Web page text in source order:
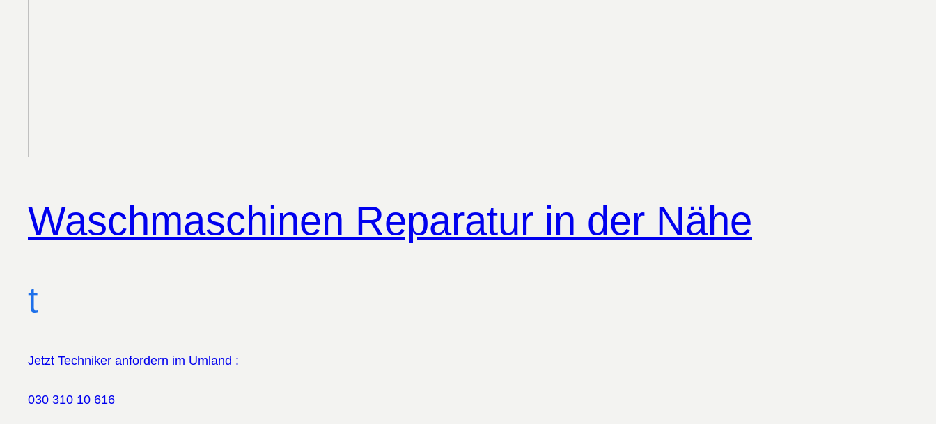
Waschmaschinen Reparatur in der Nähe
t
Jetzt Techniker anfordern im Umland :
030 310 10 616